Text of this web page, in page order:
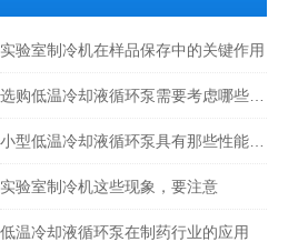
实验室制冷机在样品保存中的关键作用
实验室制冷机这些现象，要注意
低温冷却液循环泵在制药行业的应用